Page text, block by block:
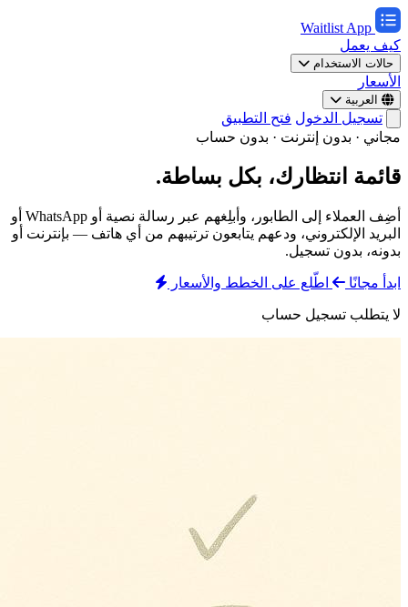
Waitlist App
كيف يعمل
حالات الاستخدام
الأسعار
العربية
تسجيل الدخول فتح التطبيق
مجاني · بدون إنترنت · بدون حساب
قائمة انتظارك، بكل بساطة.
أضِف العملاء إلى الطابور، وأبلِغهم عبر رسالة نصية أو WhatsApp أو
البريد الإلكتروني، ودعهم يتابعون ترتيبهم من أي هاتف — بإنترنت أو
بدونه، بدون تسجيل.
ابدأ مجانًا اطّلع على الخطط والأسعار
لا يتطلب تسجيل حساب